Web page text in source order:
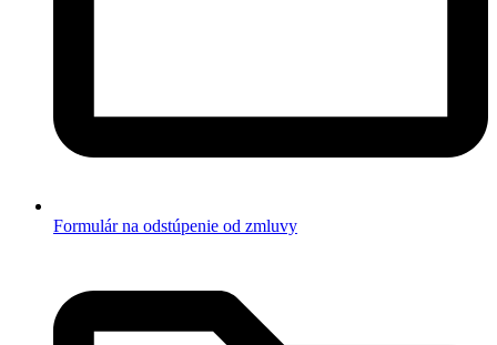
Formulár na odstúpenie od zmluvy